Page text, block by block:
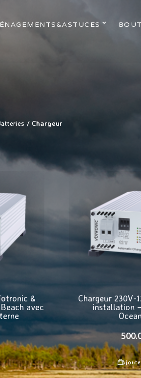
/ Chargeur
&
avec
Chargeur 230V-
installation